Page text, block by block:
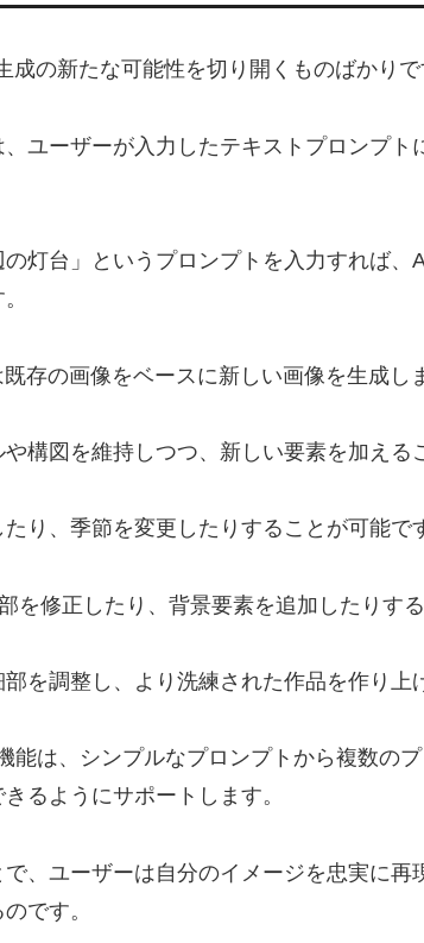
の新たな可能性を切り開くものばかりで
ユーザーが入力したテキストプロンプト
灯台」というプロンプトを入力すれば、
存の画像をベースに新しい画像を生成し
構図を維持しつつ、新しい要素を加える
り、季節を変更したりすることが可能で
を修正したり、背景要素を追加したりす
を調整し、より洗練された作品を作り上
能は、シンプルなプロンプトから複数の
るようにサポートします。
、ユーザーは自分のイメージを忠実に再
です。